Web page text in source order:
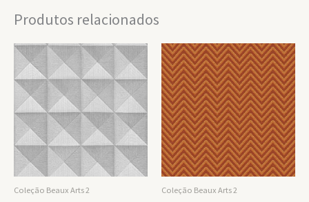
Produtos relacionados
Coleção Beaux Arts 2 Coleção Beaux Arts 2